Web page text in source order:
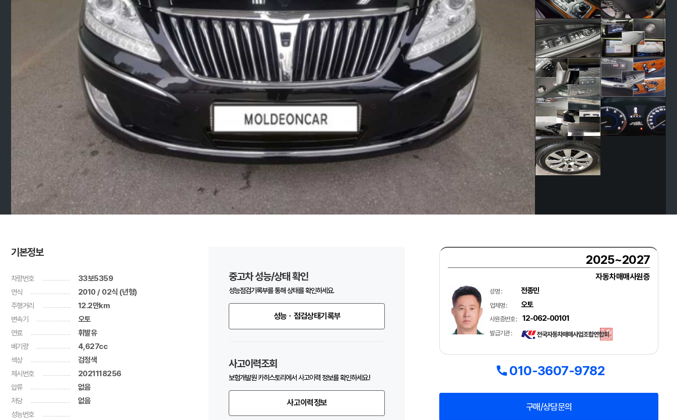
기본정보
차량번호 33보5359
연식 2010 / 02식 (년형)
주행거리 12.2만km
변속기 오토
연료 휘발유
배기량 4,627cc
색상 검정색
제시번호 2021118256
압류 없음
저당 없음
성능번호
중고차 성능/상태 확인
성능점검기록부를 통해 상태를 확인하세요.
성능ㆍ점검상태기록부
사고이력조회
보험개발원 카히스토리에서 사고이력 정보를 확인하세요.!
사고이력정보
2025~2027
자동차매매사원증
성명 : 전종민
업체명 : 오토
사원증번호 : 12-062-00101
발급기관 :
010-3607-9782
구매/상담문의